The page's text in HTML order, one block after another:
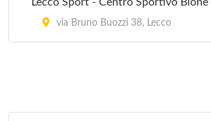
via Bruno Buozzi 38, Lecco